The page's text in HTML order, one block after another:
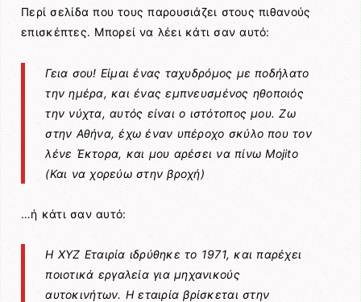
Περί σελίδα που τους παρουσιάζει στους πιθανούς
επισκέπτες. Μπορεί να λέει κάτι σαν αυτό:
Γεια σου! Είμαι ένας ταχυδρόμος με ποδήλατο
την ημέρα, και ένας εμπνευσμένος ηθοποιός
την νύχτα, αυτός είναι ο ιστότοπος μου. Ζω
στην Αθήνα, έχω έναν υπέροχο σκύλο που τον
λένε Έκτορα, και μου αρέσει να πίνω Mojito
(Και να χορεύω στην βροχή)
…ή κάτι σαν αυτό:
Η XYZ Εταιρία ιδρύθηκε το 1971, και παρέχει
ποιοτικά εργαλεία για μηχανικούς
αυτοκινήτων. Η εταιρία βρίσκεται στην